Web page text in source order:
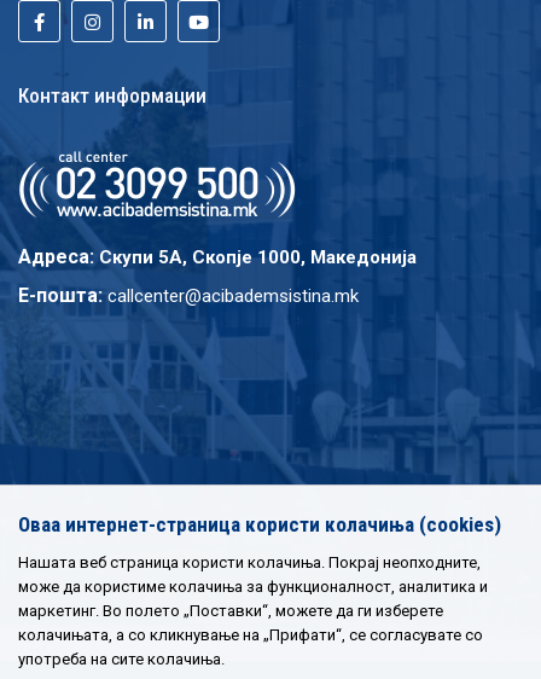
Контакт информации
Адреса: Скупи 5A, Скопје 1000, Македонија
E-пошта: callcenter@acibademsistina.mk
Оваа интернет-страница користи колачиња (cookies)
Нашата веб страница користи колачиња. Покрај неопходните,
може да користиме колачиња за функционалност, аналитика и
маркетинг. Во полето „Поставки“, можете да ги изберете
колачињата, а со кликнување на „Прифати“, се согласувате со
употреба на сите колачиња.